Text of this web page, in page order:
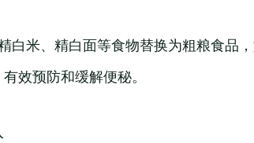
白米、精白面等食物替换为粗粮食品
效预防和缓解便秘。